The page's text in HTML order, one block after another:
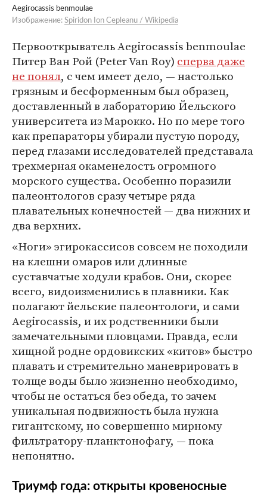
Aegirocassis benmoulae
Изображение: Spiridon Ion Cepleanu / Wikipedia
Первооткрыватель Aegirocassis benmoulae
Питер Ван Рой (Peter Van Roy) сперва даже
не понял, с чем имеет дело, — настолько
грязным и бесформенным был образец,
доставленный в лабораторию Йельского
университета из Марокко. Но по мере того
как препараторы убирали пустую породу,
перед глазами исследователей представала
трехмерная окаменелость огромного
морского существа. Особенно поразили
палеонтологов сразу четыре ряда
плавательных конечностей — два нижних и
два верхних.
«Ноги» эгирокассисов совсем не походили
на клешни омаров или длинные
суставчатые ходули крабов. Они, скорее
всего, видоизменились в плавники. Как
полагают йельские палеонтологи, и сами
Aegirocassis, и их родственники были
замечательными пловцами. Правда, если
хищной родне ордовикских «китов» быстро
плавать и стремительно маневрировать в
толще воды было жизненно необходимо,
чтобы не остаться без обеда, то зачем
уникальная подвижность была нужна
гигантскому, но совершенно мирному
фильтратору-планктонофагу, — пока
непонятно.
Триумф года: открыты кровеносные